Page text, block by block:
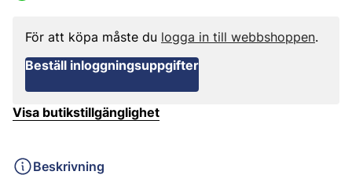
För att köpa måste du logga in till webbshoppen.
Beställ inloggningsuppgifter
Visa butikstillgänglighet
Beskrivning